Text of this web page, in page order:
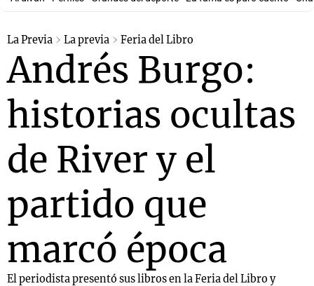
La Previa La previa Feria del Libro
Andrés Burgo:
historias ocultas
de River y el
partido que
marcó época
El periodista presentó sus libros en la Feria del Libro y